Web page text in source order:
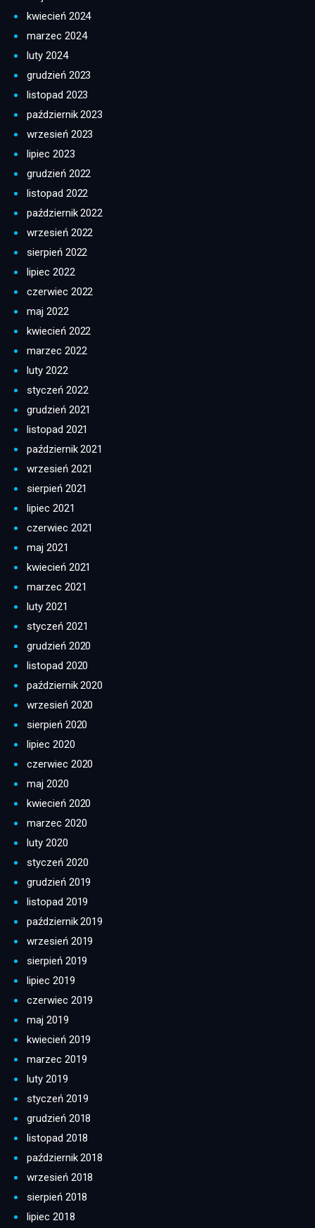
kwiecień 2024
marzec 2024
luty 2024
grudzień 2023
listopad 2023
październik 2023
wrzesień 2023
lipiec 2023
grudzień 2022
listopad 2022
październik 2022
wrzesień 2022
sierpień 2022
lipiec 2022
czerwiec 2022
maj 2022
kwiecień 2022
marzec 2022
luty 2022
styczeń 2022
grudzień 2021
listopad 2021
październik 2021
wrzesień 2021
sierpień 2021
lipiec 2021
czerwiec 2021
maj 2021
kwiecień 2021
marzec 2021
luty 2021
styczeń 2021
grudzień 2020
listopad 2020
październik 2020
wrzesień 2020
sierpień 2020
lipiec 2020
czerwiec 2020
maj 2020
kwiecień 2020
marzec 2020
luty 2020
styczeń 2020
grudzień 2019
listopad 2019
październik 2019
wrzesień 2019
sierpień 2019
lipiec 2019
czerwiec 2019
maj 2019
kwiecień 2019
marzec 2019
luty 2019
styczeń 2019
grudzień 2018
listopad 2018
październik 2018
wrzesień 2018
sierpień 2018
lipiec 2018